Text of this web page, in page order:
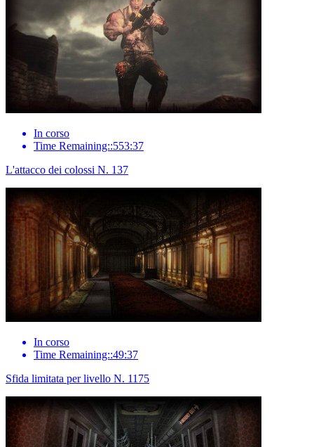
In corso
Time Remaining::553:37
L'attacco dei colossi N. 137
In corso
Time Remaining::49:37
Sfida limitata per livello N. 1175